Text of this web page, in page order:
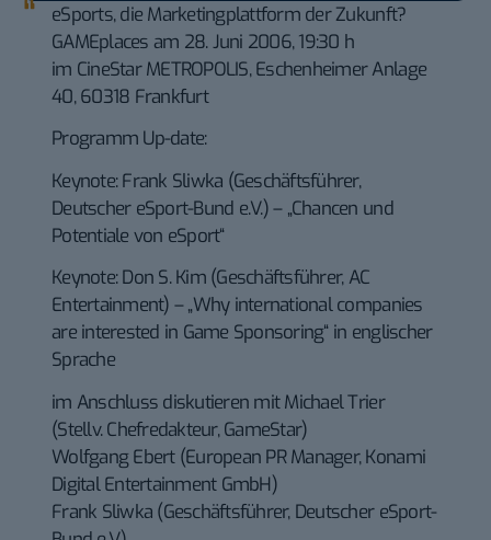
eSports, die Marketingplattform der Zukunft?
GAMEplaces am 28. Juni 2006, 19:30 h
im CineStar METROPOLIS, Eschenheimer Anlage
40, 60318 Frankfurt
Programm Up-date:
Keynote: Frank Sliwka (Geschäftsführer,
Deutscher eSport-Bund e.V.) – „Chancen und
Potentiale von eSport“
Keynote: Don S. Kim (Geschäftsführer, AC
Entertainment) – „Why international companies
are interested in Game Sponsoring“ in englischer
Sprache
im Anschluss diskutieren mit Michael Trier
(Stellv. Chefredakteur, GameStar)
Wolfgang Ebert (European PR Manager, Konami
Digital Entertainment GmbH)
Frank Sliwka (Geschäftsführer, Deutscher eSport-